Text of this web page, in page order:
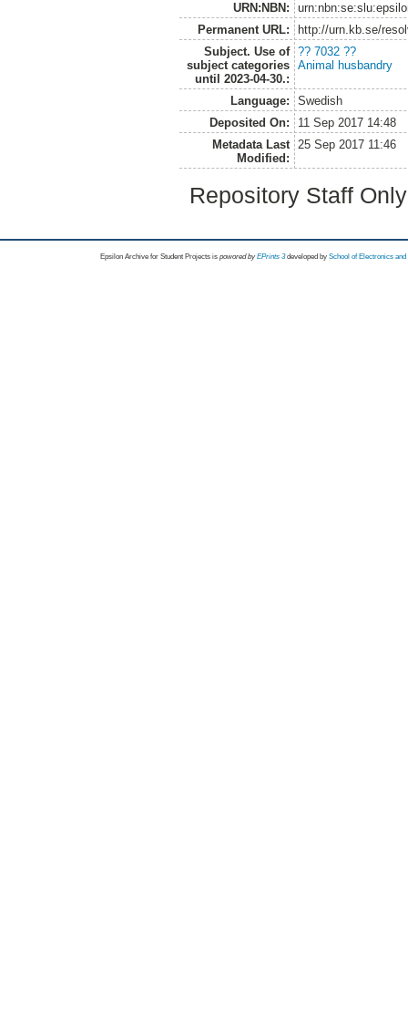
URN:NBN:
Permanent URL:
http://urn.kb.se/
Subject. Use of
subject categories
until 2023-04-30.:
?? 7032 ??
Animal husbandry
Language:
Swedish
Deposited On:
11 Sep 2017 14:48
Metadata Last
Modified:
25 Sep 2017 11:46
Repository Staff
Epsilon Archive for Student Projects is powored byEPrints 3 developed by School of Electronics